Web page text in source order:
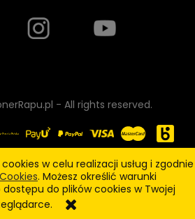
w celu realizacji usług i zgodnie
. Możesz określić warunki
do plików cookies w Twojej
- All rights reserved.
wersję strony
internetowy Shoper.pl